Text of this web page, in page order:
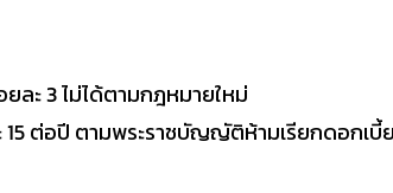
ละ 3 ไม่ได้ตามกฎหมายใหม่
15 ต่อปี ตามพระราชบัญญัติห้ามเรียกดอกเบี้